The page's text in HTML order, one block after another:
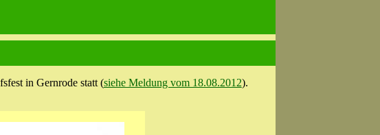
in Gernrode statt (siehe Meldung vom 18.08.2012).